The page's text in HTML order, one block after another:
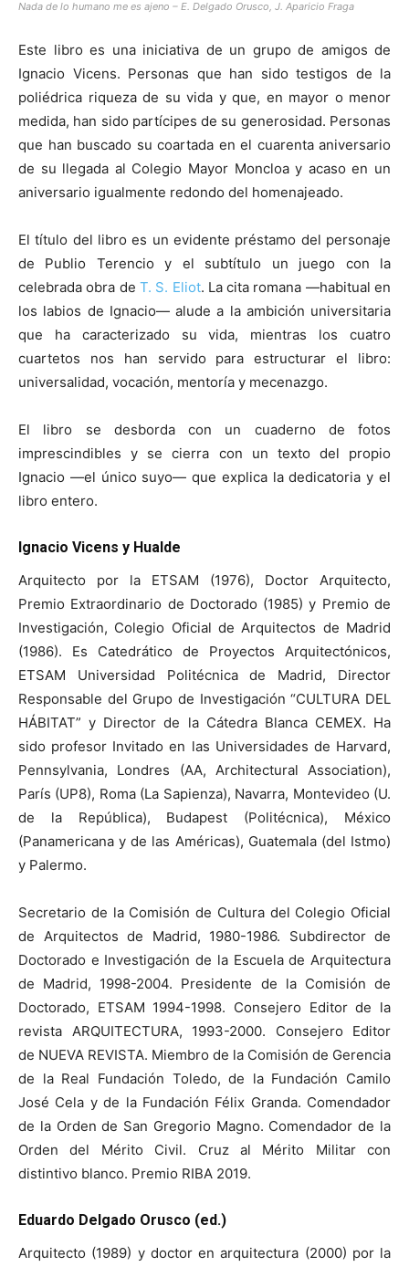
Nada de lo humano me es ajeno – E. Delgado Orusco, J. Aparicio Fraga
Este libro es una iniciativa de un grupo de amigos de
Ignacio Vicens. Personas que han sido testigos de la
poliédrica riqueza de su vida y que, en mayor o menor
medida, han sido partícipes de su generosidad. Personas
que han buscado su coartada en el cuarenta aniversario
de su llegada al Colegio Mayor Moncloa y acaso en un
aniversario igualmente redondo del homenajeado.
El título del libro es un evidente préstamo del personaje
de Publio Terencio y el subtítulo un juego con la
celebrada obra de T. S. Eliot. La cita romana —habitual en
los labios de Ignacio— alude a la ambición universitaria
que ha caracterizado su vida, mientras los cuatro
cuartetos nos han servido para estructurar el libro:
universalidad, vocación, mentoría y mecenazgo.
El libro se desborda con un cuaderno de fotos
imprescindibles y se cierra con un texto del propio
Ignacio —el único suyo— que explica la dedicatoria y el
libro entero.
Ignacio Vicens y Hualde
Arquitecto por la ETSAM (1976), Doctor Arquitecto,
Premio Extraordinario de Doctorado (1985) y Premio de
Investigación, Colegio Oficial de Arquitectos de Madrid
(1986). Es Catedrático de Proyectos Arquitectónicos,
ETSAM Universidad Politécnica de Madrid, Director
Responsable del Grupo de Investigación “CULTURA DEL
HÁBITAT” y Director de la Cátedra Blanca CEMEX. Ha
sido profesor Invitado en las Universidades de Harvard,
Pennsylvania, Londres (AA, Architectural Association),
París (UP8), Roma (La Sapienza), Navarra, Montevideo (U.
de la República), Budapest (Politécnica), México
(Panamericana y de las Américas), Guatemala (del Istmo)
y Palermo.
Secretario de la Comisión de Cultura del Colegio Oficial
de Arquitectos de Madrid, 1980-1986. Subdirector de
Doctorado e Investigación de la Escuela de Arquitectura
de Madrid, 1998-2004. Presidente de la Comisión de
Doctorado, ETSAM 1994-1998. Consejero Editor de la
revista ARQUITECTURA, 1993-2000. Consejero Editor
de NUEVA REVISTA. Miembro de la Comisión de Gerencia
de la Real Fundación Toledo, de la Fundación Camilo
José Cela y de la Fundación Félix Granda. Comendador
de la Orden de San Gregorio Magno. Comendador de la
Orden del Mérito Civil. Cruz al Mérito Militar con
distintivo blanco. Premio RIBA 2019.
Eduardo Delgado Orusco (ed.)
Arquitecto (1989) y doctor en arquitectura (2000) por la